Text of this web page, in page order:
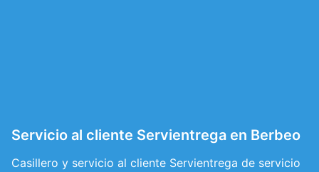
Servicio al cliente Servientrega en Berbeo
Casillero y servicio al cliente Servientrega de servicio